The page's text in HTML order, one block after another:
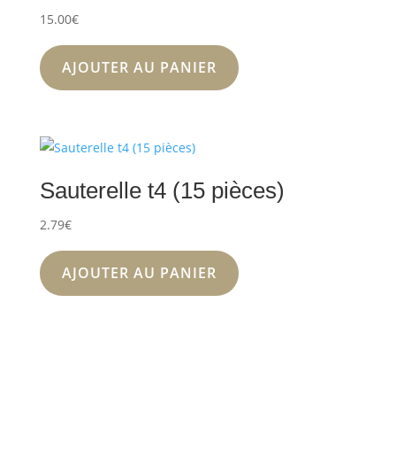
15.00€
AJOUTER AU PANIER
Sauterelle t4 (15 pièces)
2.79€
AJOUTER AU PANIER